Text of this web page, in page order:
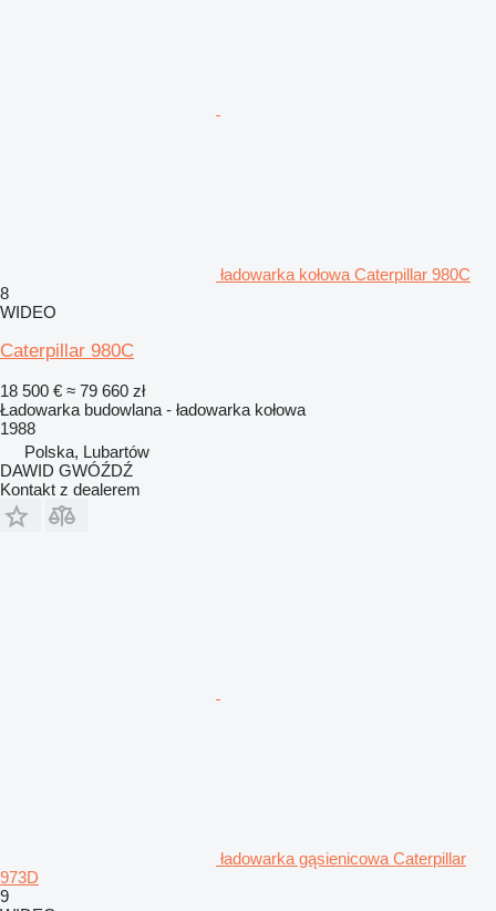
ładowarka kołowa Caterpillar 980C
8
WIDEO
Caterpillar 980C
18 500 € ≈ 79 660 zł
Ładowarka budowlana - ładowarka kołowa
1988
Polska, Lubartów
DAWID GWÓŹDŹ
Kontakt z dealerem
ładowarka gąsienicowa Caterpillar
973D
9